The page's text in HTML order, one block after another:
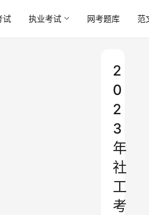
试 执业考试 网考题库 范
2
0
2
3
年
社
工
考